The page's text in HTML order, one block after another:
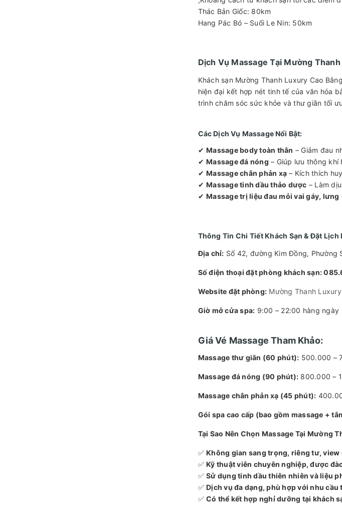
Thác Bản Giốc: 80km
Hang Pác Bó – Suối Le Nin: 50km
Dịch Vụ Massage Tại Mường
Khách sạn Mường Thanh Luxury Cao
hiện đại kết hợp nét tinh tế của văn hóa
trình chăm sóc sức khỏe và thư giãn tối
Các Dịch Vụ Massage Nổi Bật:
✔ Massage body toàn thân – Giảm đau
✔ Massage đá nóng – Giúp lưu thông khí
✔ Massage chân phản xạ – Kích thích
✔ Massage tinh dầu thảo dược – Làm
✔ Massage trị liệu đau mỏi vai gáy, lưng
Thông Tin Chi Tiết Khách Sạn & Đặt Lịch
Địa chỉ: Số 42, đường Kim Đồng, Phường
Số điện thoại đặt phòng khách sạn:
Website đặt phòng: Mường Thanh
Giờ mở cửa spa: 9:00 – 22:00 hàng ngày
Giá Vé Massage Tham Khảo:
Massage thư giãn (60 phút): 500.000 –
Massage đá nóng (90 phút): 800.000 –
Massage chân phản xạ (45 phút):
Gói spa cao cấp (bao gồm massage +
Tại Sao Nên Chọn Massage Tại Mường
✅ Không gian sang trọng, riêng tư,
✅ Kỹ thuật viên chuyên nghiệp, được
✅ Sử dụng tinh dầu thiên nhiên và liệu
✅ Dịch vụ đa dạng, phù hợp với nhu
✅ Có thể kết hợp nghỉ dưỡng tại khách